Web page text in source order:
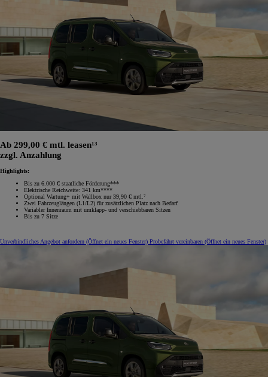
Ab 299,00 € mtl. leasen¹³
zzgl. Anzahlung
Highlights:
Bis zu 6.000 € staatliche Förderung***
Elektrische Reichweite: 341 km****
Optional Wartung+ mit Wallbox nur 39,90 € mtl.⁷
Zwei Fahrzeuglängen (L1/L2) für zusätzlichen Platz nach Bedarf
Variabler Innenraum mit umklapp‑ und verschiebbaren Sitzen
Bis zu 7 Sitze
Unverbindliches Angebot anfordern (Öffnet ein neues Fenster) Probefahrt vereinbaren (Öffnet ein neues Fenster)